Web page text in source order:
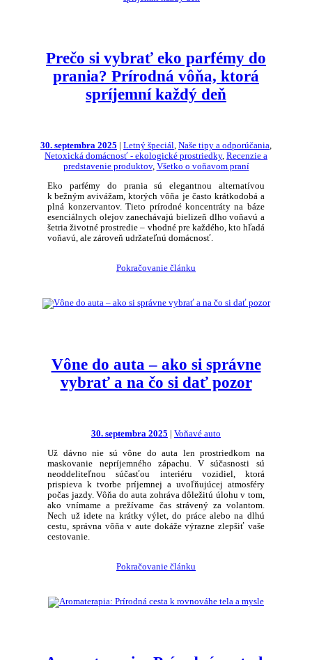
Prečo si vybrať eko parfémy do
prania? Prírodná vôňa, ktorá
spríjemní každý deň
30. septembra 2025 Letný špeciál, Naše tipy a odporúčania,
Netoxická domácnosť - ekologické prostriedky, Recenzie a
predstavenie produktov, Všetko o voňavom praní
Eko parfémy do prania sú elegantnou alternatívou
k bežným avivážam, ktorých vôňa je často krátkodobá a
plná konzervantov. Tieto prírodné koncentráty na báze
esenciálnych olejov zanechávajú bielizeň dlho voňavú a
šetria životné prostredie – vhodné pre každého, kto hľadá
voňavú, ale zároveň udržateľnú domácnosť.
Pokračovanie článku
Vône do auta – ako si správne
vybrať a na čo si dať pozor
30. septembra 2025
Voňavé auto
Už dávno nie sú vône do auta len prostriedkom na
maskovanie nepríjemného zápachu. V súčasnosti sú
neoddeliteľnou súčasťou interiéru vozidiel, ktorá
prispieva k tvorbe príjemnej a uvoľňujúcej atmosféry
počas jazdy. Vôňa do auta zohráva dôležitú úlohu v tom,
ako vnímame a prežívame čas strávený za volantom.
Nech už idete na krátky výlet, do práce alebo na dlhú
cestu, správna vôňa v aute dokáže výrazne zlepšiť vaše
cestovanie.
Pokračovanie článku